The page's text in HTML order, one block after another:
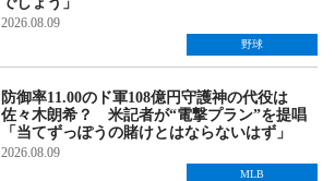
2026.08.09
野球
防御率11.00のド軍108億円守護神の代役は
佐々木朗希？ 米記者が“電撃プラン”を提唱
「当てずっぽうの賭けとはならないはず」
2026.08.09
MLB